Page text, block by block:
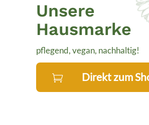
Unsere
Hausmarke
pflegend, vegan, nachhaltig!
Direkt zum